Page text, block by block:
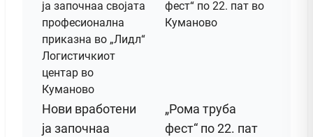
Нови вработени
ја започнаа
„Рома труба
фест“ по 22. пат